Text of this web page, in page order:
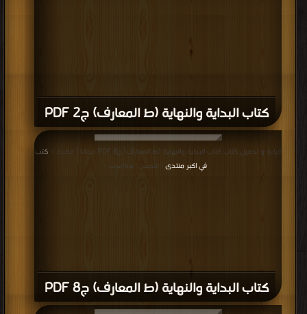
كتاب البداية والنهاية (ط المعارف) ج2 PDF
كتاب البداية والنهاية (ط المعارف) ج8 PDF
قراءة و تحميل كتاب كتاب البداية والنهاية (ط المعارف) ج8 PDF مجانا | مكتبة >
كتب
في اكبر منتدى
| التحميل : مرة/مرات